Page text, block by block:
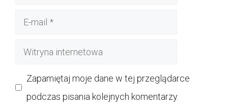
Witryna
Zapamiętaj moje dane w tej przeglądarce
podczas pisania kolejnych komentarzy.